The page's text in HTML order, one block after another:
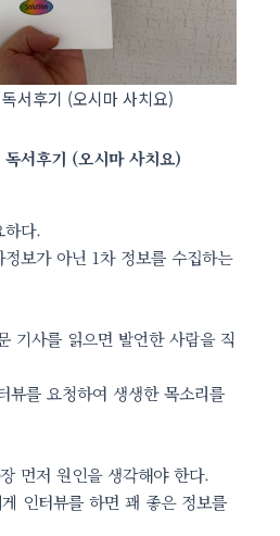
서후기 (오시마 사치요)
서후기 (오시마 사치요)
하다.
보가 아닌 1차 정보를 수집하는
기사를 읽으면 발언한 사람을 직
뷰를 요청하여 생생한 목소리를
먼저 원인을 생각해야 한다.
인터뷰를 하면 꽤 좋은 정보를